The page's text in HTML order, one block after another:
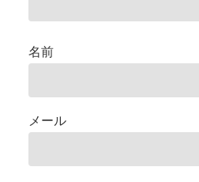
名前
メール